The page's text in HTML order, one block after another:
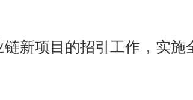
新项目的招引工作，实